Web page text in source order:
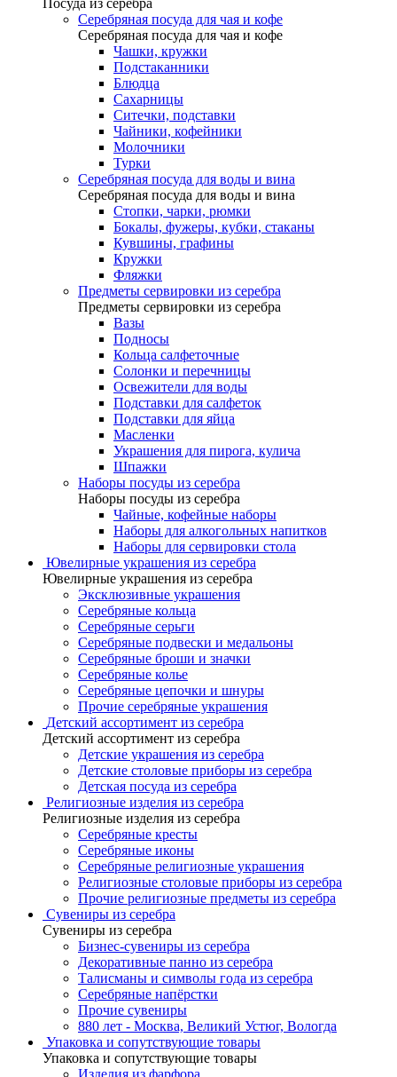
Посуда из серебра
Серебряная посуда для чая и кофе
Серебряная посуда для чая и кофе
Чашки, кружки
Подстаканники
Блюдца
Сахарницы
Ситечки, подставки
Чайники, кофейники
Молочники
Турки
Серебряная посуда для воды и вина
Серебряная посуда для воды и вина
Стопки, чарки, рюмки
Бокалы, фужеры, кубки, стаканы
Кувшины, графины
Кружки
Фляжки
Предметы сервировки из серебра
Предметы сервировки из серебра
Вазы
Подносы
Кольца салфеточные
Солонки и перечницы
Освежители для воды
Подставки для салфеток
Подставки для яйца
Масленки
Украшения для пирога, кулича
Шпажки
Наборы посуды из серебра
Наборы посуды из серебра
Чайные, кофейные наборы
Наборы для алкогольных напитков
Наборы для сервировки стола
Ювелирные украшения из серебра
Ювелирные украшения из серебра
Эксклюзивные украшения
Серебряные кольца
Серебряные серьги
Серебряные подвески и медальоны
Серебряные броши и значки
Серебряные колье
Серебряные цепочки и шнуры
Прочие серебряные украшения
Детский ассортимент из серебра
Детский ассортимент из серебра
Детские украшения из серебра
Детские столовые приборы из серебра
Детская посуда из серебра
Религиозные изделия из серебра
Религиозные изделия из серебра
Серебряные кресты
Серебряные иконы
Серебряные религиозные украшения
Религиозные столовые приборы из серебра
Прочие религиозные предметы из серебра
Сувениры из серебра
Сувениры из серебра
Бизнес-сувениры из серебра
Декоративные панно из серебра
Талисманы и символы года из серебра
Серебряные напёрстки
Прочие сувениры
880 лет - Москва, Великий Устюг, Вологда
Упаковка и сопутствующие товары
Упаковка и сопутствующие товары
Изделия из фарфора